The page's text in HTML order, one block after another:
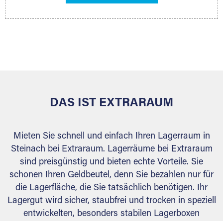
Ihr Lagergut wird bei Ihrem Extraraum Partner
DAS IST EXTRARAUM
Mieten Sie schnell und einfach Ihren Lagerraum in
Steinach bei Extraraum. Lagerräume bei Extraraum
sind preisgünstig und bieten echte Vorteile. Sie
schonen Ihren Geldbeutel, denn Sie bezahlen nur für
die Lagerfläche, die Sie tatsächlich benötigen. Ihr
Lagergut wird sicher, staubfrei und trocken in speziell
entwickelten, besonders stabilen Lagerboxen